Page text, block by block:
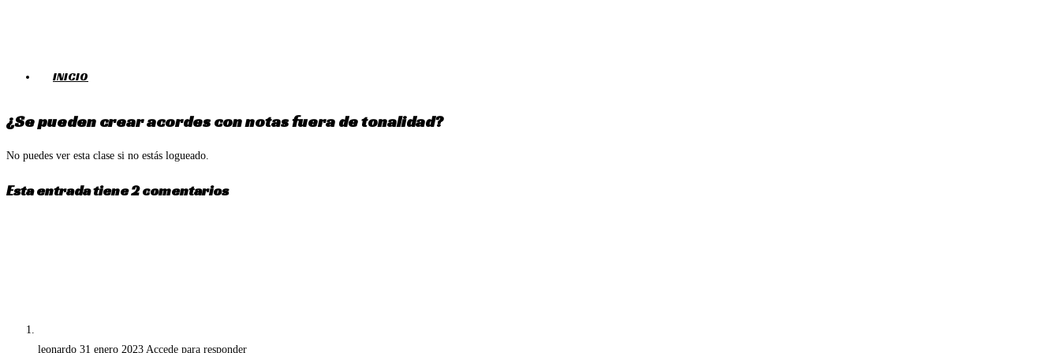
INICIO
¿Se pueden crear acordes con notas fuera de tonalidad?
No puedes ver esta clase si no estás logueado.
Esta entrada tiene 2 comentarios
leonardo 31 enero 2023 Accede para responder